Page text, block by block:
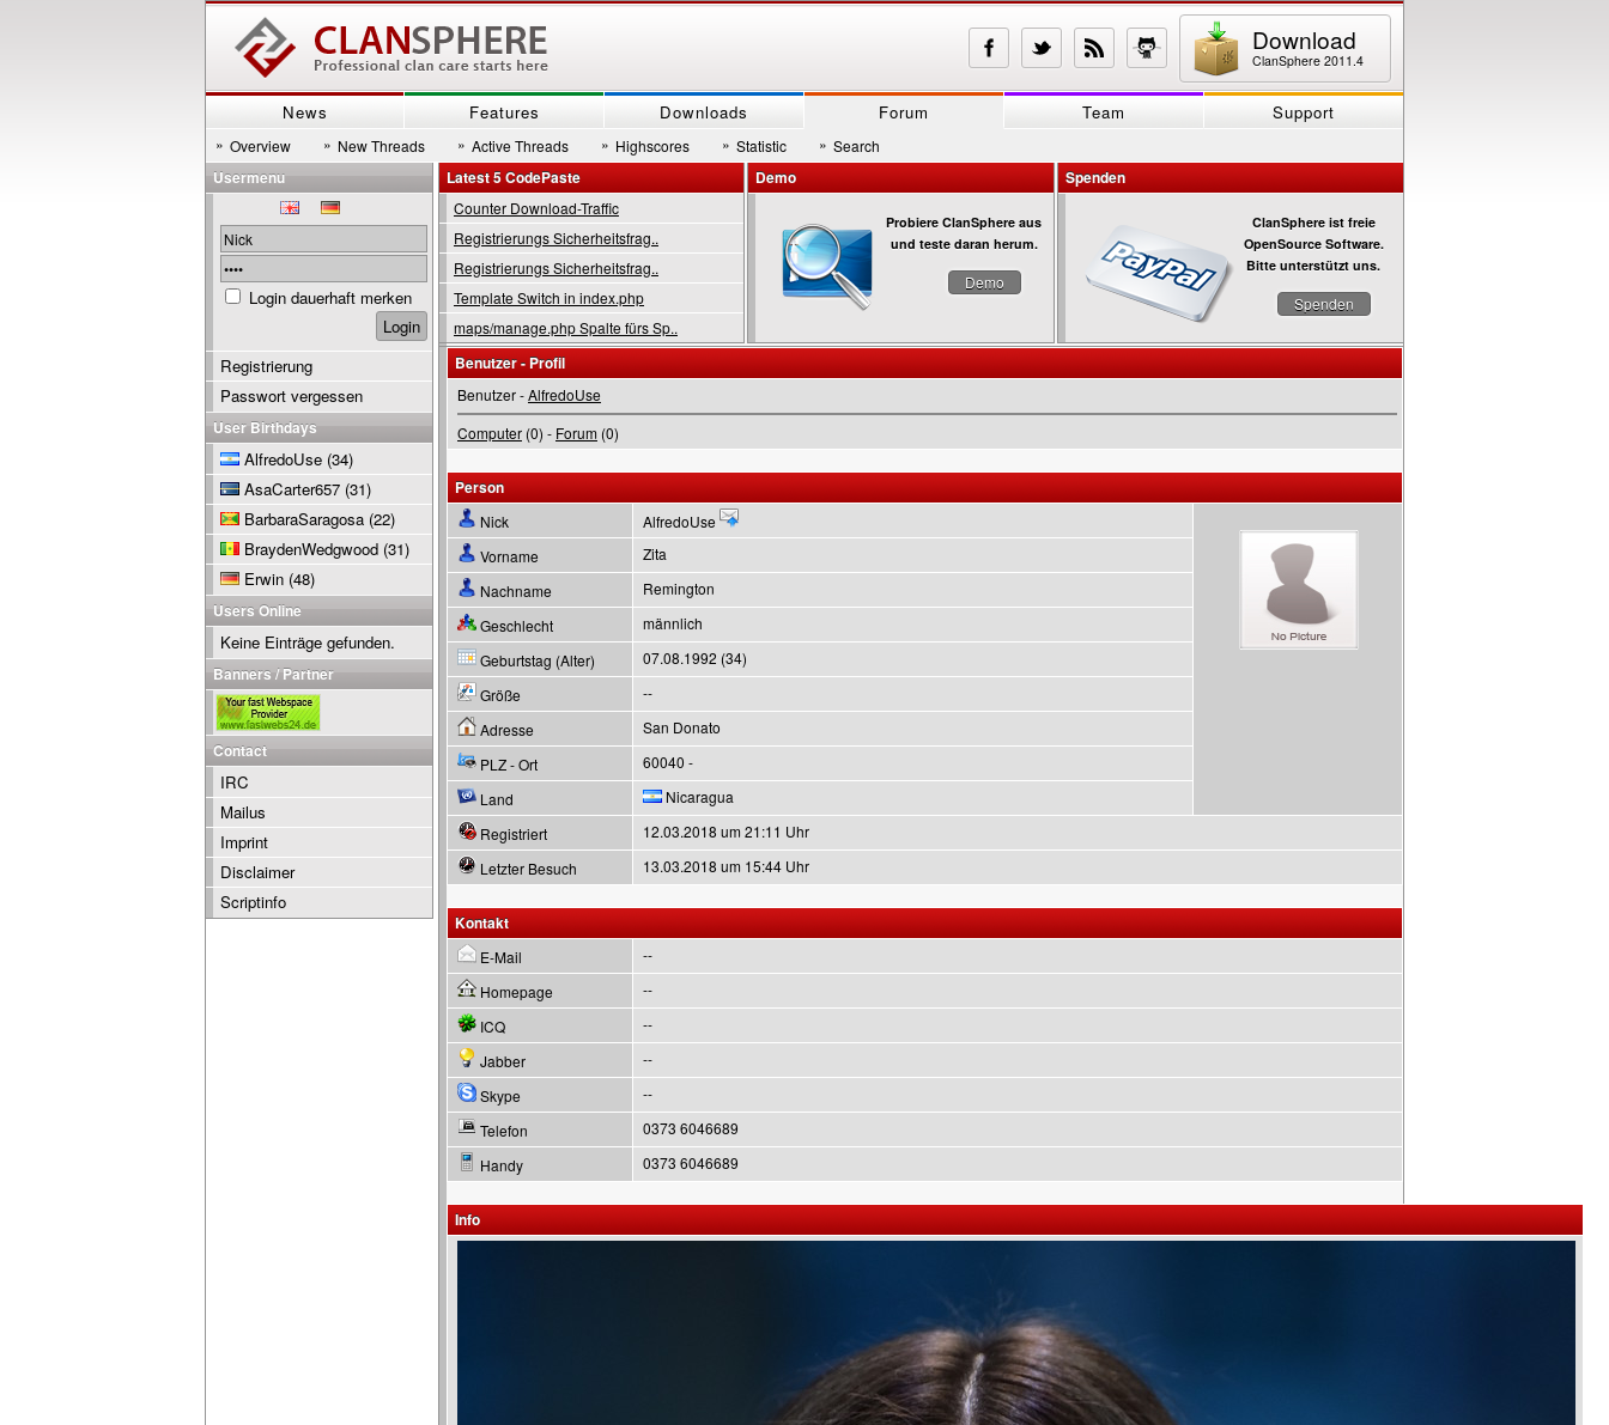
Download
ClanSphere 2011.4
News Features Downloads Forum Team Support
» Overview » New Threads » Active Threads » Highscores » Statistic » Search
Latest 5 CodePaste
Counter Download-Traffic
Registrierungs Sicherheitsfrag..
Registrierungs Sicherheitsfrag..
Template Switch in index.php
maps/manage.php Spalte fürs Sp..
Demo
Probiere ClanSphere aus
und teste daran herum.
Demo
Spenden
ClanSphere ist freie
OpenSource Software.
Bitte unterstützt uns.
Spenden
Benutzer - Profil
Benutzer -AlfredoUse
Computer (0) - Forum (0)
Person
Nick
AlfredoUse
Vorname
Zita
Nachname
Remington
Geschlecht
männlich
Geburtstag (Alter)
07.08.1992 (34)
Größe
--
Adresse
San Donato
PLZ - Ort
60040 -
Land
Nicaragua
Registriert
12.03.2018 um 21:11 Uhr
Letzter Besuch
13.03.2018 um 15:44 Uhr
Kontakt
E-Mail
--
Homepage
--
ICQ
--
Jabber
--
Skype
--
Telefon
0373 6046689
Handy
0373 6046689
Info
Usermenu
Login dauerhaft merken
Registrierung
Passwort vergessen
User Birthdays
AlfredoUse (34)
AsaCarter657 (31)
BarbaraSaragosa (22)
BraydenWedgwood (31)
Erwin (48)
Users Online
Keine Einträge gefunden.
Banners / Partner
Contact
IRC
Mailus
Imprint
Disclaimer
Scriptinfo